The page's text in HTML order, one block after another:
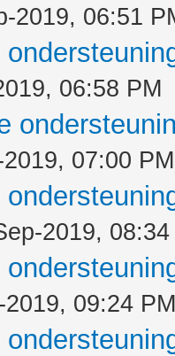
2019, 06:51
06:58 PM
07:00 PM
2019,
2019, 09:24 PM